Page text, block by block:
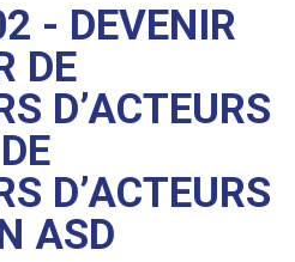
- DEVENIR
DE
D’ACTEURS
D’ACTEURS
ASD